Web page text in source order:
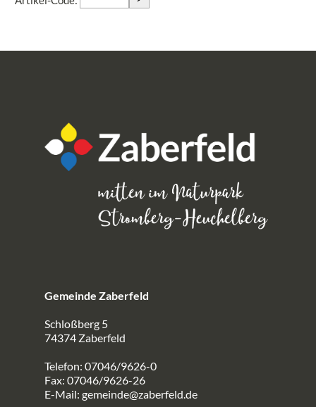
Gemeinde Zaberfeld
Schloßberg 5
74374 Zaberfeld
Telefon: 07046/9626-0
Fax: 07046/9626-26
E-Mail: gemeinde@zaberfeld.de